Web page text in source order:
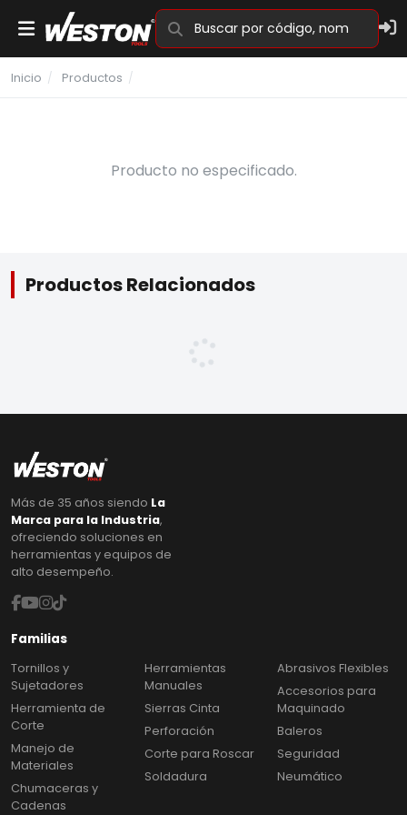
Familias y Marcas
Inicio / Productos /
Producto no especificado.
Productos Relacionados
Más de 35 años siendo La
Marca para la Industria,
ofreciendo soluciones en
herramientas y equipos de
alto desempeño.
Familias
Tornillos y
Sujetadores
Herramienta de
Corte
Manejo de
Materiales
Chumaceras y
Cadenas
Herramientas
Manuales
Sierras Cinta
Perforación
Corte para Roscar
Soldadura
Abrasivos Flexibles
Accesorios para
Maquinado
Baleros
Seguridad
Neumático